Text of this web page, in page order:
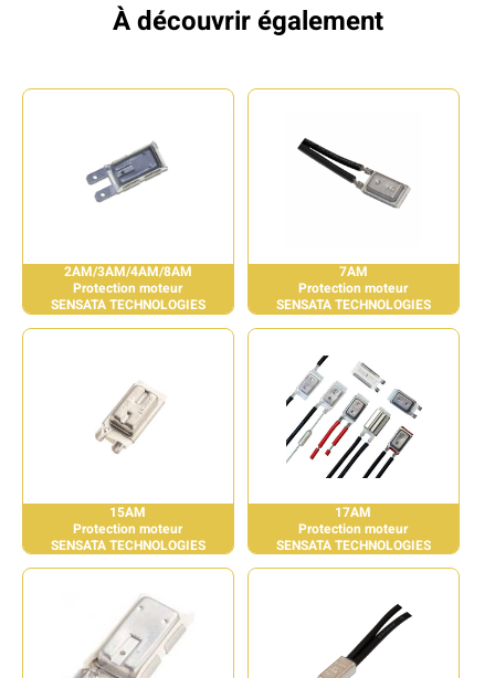
À découvrir également
2AM/3AM/4AM/8AM
Protection moteur
SENSATA TECHNOLOGIES
7AM
Protection moteur
SENSATA TECHNOLOGIES
15AM
Protection moteur
SENSATA TECHNOLOGIES
17AM
Protection moteur
SENSATA TECHNOLOGIES